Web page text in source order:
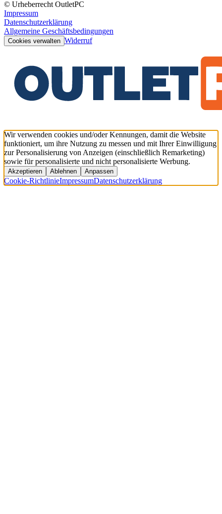
© Urheberrecht OutletPC
Impressum
Datenschutzerklärung
Allgemeine Geschäftsbedingungen
Cookies verwalten Widerruf
Wir verwenden cookies und/oder Kennungen, damit die Website
funktioniert, um ihre Nutzung zu messen und mit Ihrer Einwilligung
zur Personalisierung von Anzeigen (einschließlich Remarketing)
sowie für personalisierte und nicht personalisierte Werbung.
Akzeptieren Ablehnen Anpassen
Cookie-RichtlinieImpressumDatenschutzerklärung